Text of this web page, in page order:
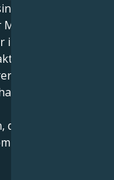
stolze
ihre Direktheit
sind ihre
Gegenwart
etwas
diese
aus und